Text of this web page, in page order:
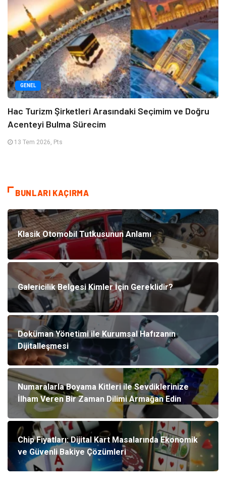
GENEL
Hac Turizm Şirketleri Arasındaki Seçimim ve Doğru
Acenteyi Bulma Sürecim
13 Tem 2026, Pts
BUNLARI KAÇIRMA
Klasik Otomobil Tutkusunun Anlamı
Galericilik Belgesi Kimler İçin Gereklidir?
Doküman Yönetimi ile Kurumsal Hafızanın
Dijitalleşmesi
Numaralarla Boyama Kitleri ile Sevdiklerinize
İlham Veren Bir Zaman Dilimi Armağan Edin
Chip Fiyatları: Dijital Kart Masalarında Ekonomik
ve Güvenli Bakiye Çözümleri